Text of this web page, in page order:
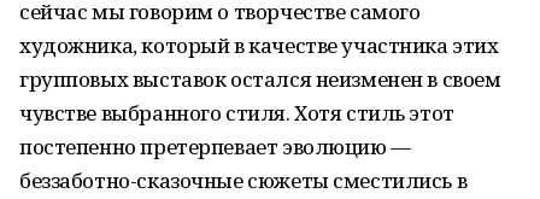
сейчас мы говорим о творчестве самого
художника, который в качестве участника этих
групповых выставок остался неизменен в своем
чувстве выбранного стиля. Хотя стиль этот
постепенно претерпевает эволюцию —
беззаботно-сказочные сюжеты сместились в